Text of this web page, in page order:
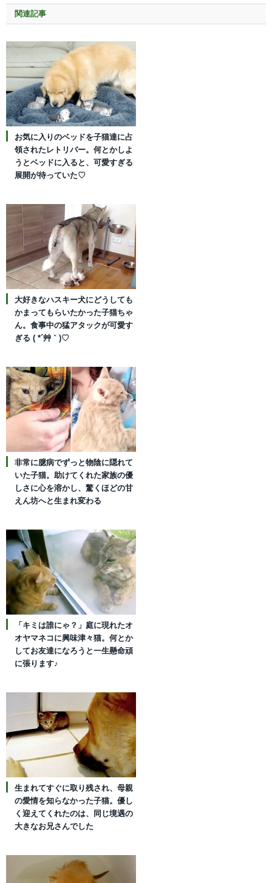
関連記事
お気に入りのベッドを子猫達に占
領されたレトリバー。何とかしよ
うとベッドに入ると、可愛すぎる
展開が待っていた♡
大好きなハスキー犬にどうしても
かまってもらいたかった子猫ちゃ
ん。食事中の猛アタックが可愛す
ぎる ( *´艸｀)♡
非常に臆病でずっと物陰に隠れて
いた子猫。助けてくれた家族の優
しさに心を溶かし、驚くほどの甘
えん坊へと生まれ変わる
「キミは誰にゃ？」庭に現れたオ
オヤマネコに興味津々猫。何とか
してお友達になろうと一生懸命頑
に張ります♪
生まれてすぐに取り残され、母親
の愛情を知らなかった子猫。優し
く迎えてくれたのは、同じ境遇の
大きなお兄さんでした